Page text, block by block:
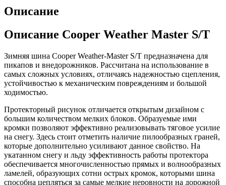
Описание
Описание Cooper Weather Master S/T
Зимняя шина Cooper Weather-Master S/T предназначена для
пикапов и внедорожников. Рассчитана на использование в
самых сложных условиях, отличаясь надежностью сцепления,
устойчивостью к механическим повреждениям и большой
ходимостью.
Протекторный рисунок отличается открытым дизайном с
большим количеством мелких блоков. Образуемые ими
кромки позволяют эффективно реализовывать тяговое усилие
на снегу. Здесь стоит отметить наличие пилообразных граней,
которые дополнительно усиливают данное свойство. На
укатанном снегу и льду эффективность работы протектора
обеспечивается многочисленностью прямых и волнообразных
ламелей, образующих сотни острых кромок, которыми шина
способна цепляться за самые мелкие неровности на дорожной